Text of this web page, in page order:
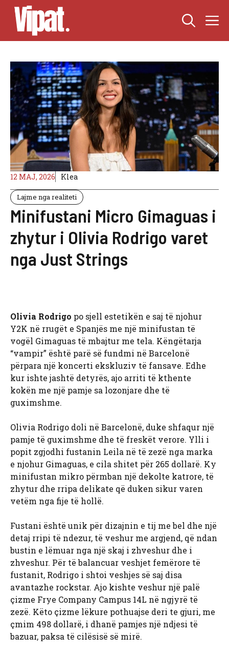
Skip
content
12 MAJ, 2026 Klea
Lajme nga realiteti
Minifustani Micro Gimaguas i
zhytur i Olivia Rodrigo varet
nga Just Strings
Olivia Rodrigo po sjell estetikën e saj të njohur
Y2K në rrugët e Spanjës me një minifustan të
vogël Gimaguas të mbajtur me tela. Këngëtarja
“vampir” është parë së fundmi në Barcelonë
përpara një koncerti ekskluziv të fansave. Edhe
kur ishte jashtë detyrës, ajo arriti të kthente
kokën me një pamje sa lozonjare dhe të
guximshme.
Olivia Rodrigo doli në Barcelonë, duke shfaqur një
pamje të guximshme dhe të freskët verore. Ylli i
popit zgjodhi fustanin Leila në të zezë nga marka
e njohur Gimaguas, e cila shitet për 265 dollarë. Ky
minifustan mikro përmban një dekolte katrore, të
zhytur dhe rripa delikate që duken sikur varen
vetëm nga fije të hollë.
Fustani është unik për dizajnin e tij me bel dhe një
detaj rripi të ndezur, të veshur me argjend, që ndan
bustin e lëmuar nga një skaj i zhveshur dhe i
zhveshur. Për të balancuar veshjet femërore të
fustanit, Rodrigo i shtoi veshjes së saj disa
avantazhe rockstar. Ajo kishte veshur një palë
çizme Frye Company Campus 14L në ngjyrë të
zezë. Këto çizme lëkure pothuajse deri te gjuri, me
çmim 498 dollarë, i dhanë pamjes një ndjesi të
bazuar, paksa të cilësisë së mirë.